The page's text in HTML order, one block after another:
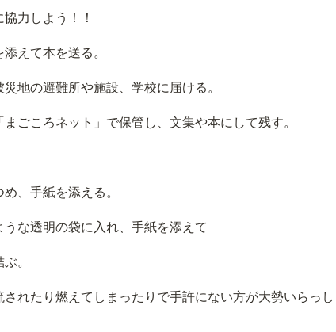
力しよう！！
えて本を送る。
の避難所や施設、学校に届ける。
ころネット」で保管し、文集や本にして残す。
、手紙を添える。
透明の袋に入れ、手紙を添えて
。
り燃えてしまったりで手許にない方が大勢いらっし